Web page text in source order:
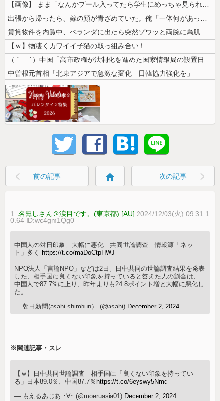
【画像】 まま「なんかプール入ってたら学生にめっちゃ見られたw」
出張から帰ったら、嫁の顔が青ざめていた。俺「一体何があったんだ？」嫁「...
賃貸物件を内覧中、ベランダに出たら突然ゾワッと両腕に鳥肌が出た。「やっ...
【ｗ】物凄くカワイイ子猫の取っ組み合い！
（ ´_ゝ`）中国「高市政権が法制化を進めた国家情報局の設置日が7月3...
中曽根元首相「北東アジアで急激な変化 日韓協力強化を」
前の記事 home 次の記事
1:名無しさん＠涙目です。(東京都) [AU] 2024/12/03(火) 09:31:1
0.64 ID:wc4gm1Qg0
中国人の対日印象、大幅に悪化 共同世論調査、情報源「ネッ
ト」多く
https://t.co/maDoCtpHWJ
NPO法人「言論NPO」などは2日、日中共同の世論調査結果を発表
した。相手国に良くない印象を持っていると答えた人の割合は、
中国人で87.7%に上り、昨年よりも24.8ポイント増と大幅に悪化し
た。
— 朝日新聞(asahi shimbun） (@asahi) December 2, 2024
※関連記事・スレ
【ｗ】日中共同世論調査 相手国に「良くない印象を持ってい
る」日本89.0％、中国87.7％ https://t.co/6eyswy5Nmc
— もえるあじあ ･∀･ (@moeruasia01) December 2, 2024